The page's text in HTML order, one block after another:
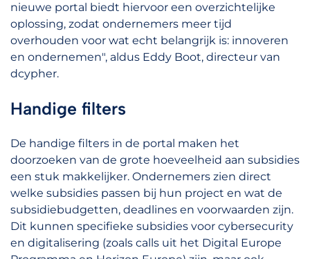
nieuwe portal biedt hiervoor een overzichtelijke
oplossing, zodat ondernemers meer tijd
overhouden voor wat echt belangrijk is: innoveren
en ondernemen", aldus Eddy Boot, directeur van
dcypher.
Handige filters
De handige filters in de portal maken het
doorzoeken van de grote hoeveelheid aan subsidies
een stuk makkelijker. Ondernemers zien direct
welke subsidies passen bij hun project en wat de
subsidiebudgetten, deadlines en voorwaarden zijn.
Dit kunnen specifieke subsidies voor cybersecurity
en digitalisering (zoals calls uit het Digital Europe